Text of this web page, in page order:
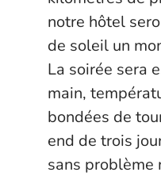
notre hôtel
de soleil un
La soirée sera
main,
bondées de
end de trois
sans problème